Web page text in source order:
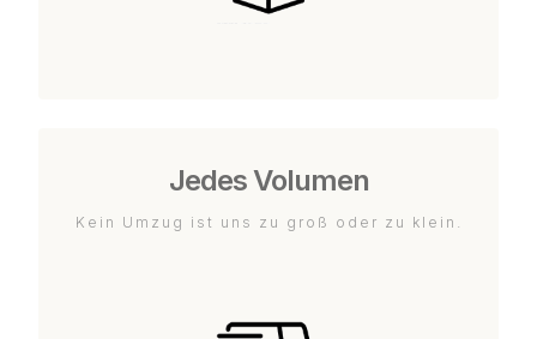
Jedes Volumen
Kein Umzug ist uns zu groß oder zu klein.